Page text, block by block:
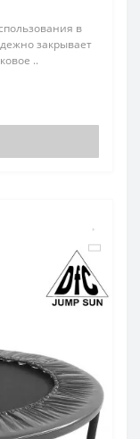
в
закрывает
..